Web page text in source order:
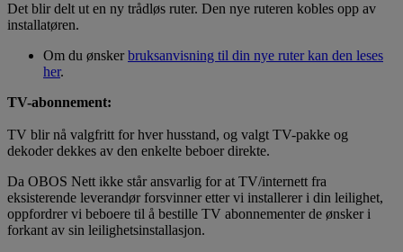
Det blir delt ut en ny trådløs ruter. Den nye ruteren kobles opp av
installatøren.
Om du ønskerbruksanvisning til din nye ruter kan den leses
her.
TV-abonnement:
TV blir nå valgfritt for hver husstand, og valgt TV-pakke og
dekoder dekkes av den enkelte beboer direkte.
Da OBOS Nett ikke står ansvarlig for at TV/internett fra
eksisterende leverandør forsvinner etter vi installerer i din leilighet,
oppfordrer vi beboere til å bestille TV abonnementer de ønsker i
forkant av sin leilighetsinstallasjon.